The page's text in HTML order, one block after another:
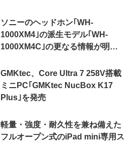
ソニーのヘッドホン｢WH-
1000XM4｣の派生モデル｢WH-
1000XM4C｣の更なる情報が明ら
GMKtec、Core Ultra 7 258V搭載
ミニPC｢GMKtec NucBox K17
Plus｣を発売
軽量・強度・耐久性を兼ね備えた
フルオープン式のiPad mini専用ス